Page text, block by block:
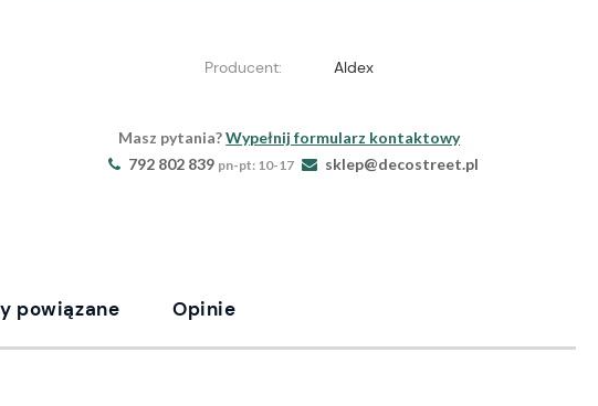
Producent: Aldex
Masz pytania?Wypełnij formularz kontaktowy
792 802 839 pn-pt: 10-17 sklep@decostreet.pl
powiązane Opinie